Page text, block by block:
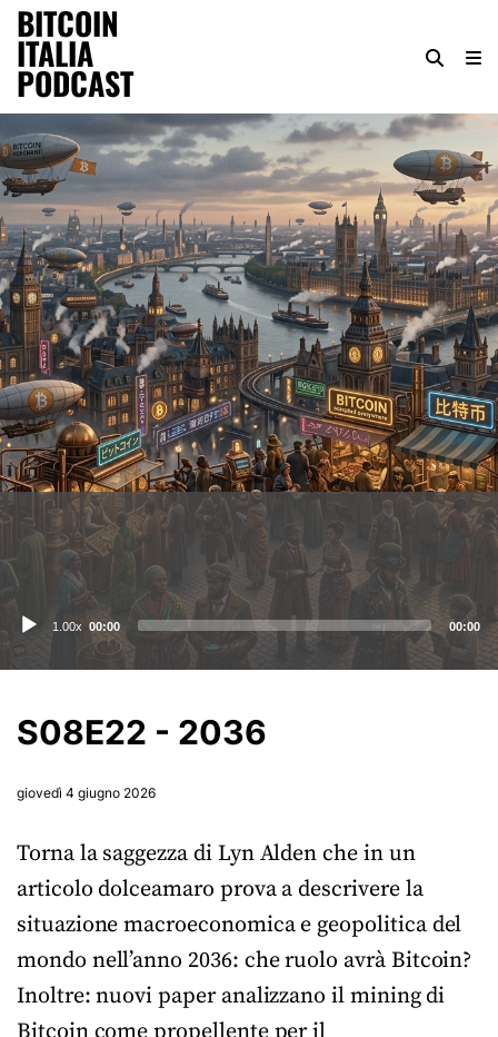
BITCOIN
ITALIA
PODCAST
Audio
Player
1.00x 00:00 00:00
S08E22 - 2036
giovedì 4 giugno 2026
Torna la saggezza di Lyn Alden che in un
articolo dolceamaro prova a descrivere la
situazione macroeconomica e geopolitica del
mondo nell’anno 2036: che ruolo avrà Bitcoin?
Inoltre: nuovi paper analizzano il mining di